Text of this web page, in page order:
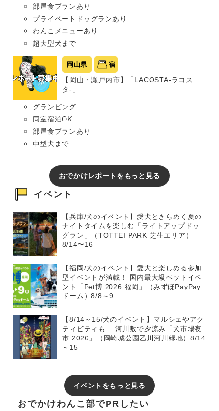
部屋食プランあり
プライベートドッグランあり
わんこメニューあり
超大型犬まで
岡山県 宿
【岡山・瀬戸内市】「LACOSTA-ラコス
タ-」
グランピング
同室宿泊OK
部屋食プランあり
中型犬まで
おでかけレポートをもっと見る
イベント
【兵庫/犬のイベント】愛犬ときらめく夏の
ナイトタイムを楽しむ「ライトアップドッ
グラン」（TOTTEI PARK 芝生エリア）
8/14〜16
【福岡/犬のイベント】愛犬と楽しめる参加
型イベントが満載！ 国内最大級ペットイベ
ント「Pet博 2026 福岡」（みずほPayPay
ドーム）8/8～9
【8/14～15/犬のイベント】マルシェやアク
ティビティも！ 河川敷で夕涼み「犬市場夜
市 2026」（岡崎城公園乙川河川緑地）8/14
～15
イベントをもっと見る
おでかけわんこ部でPRしたい